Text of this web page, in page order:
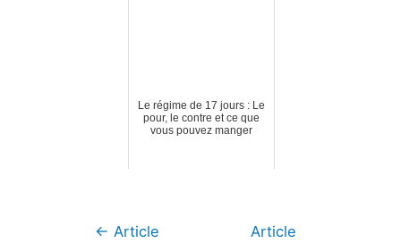
Le régime de 17 jours : Le
pour, le contre et ce que
vous pouvez manger
Navigation
← Article
Article